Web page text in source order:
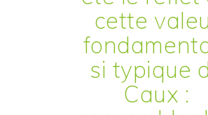
cette
si typique
Caux :